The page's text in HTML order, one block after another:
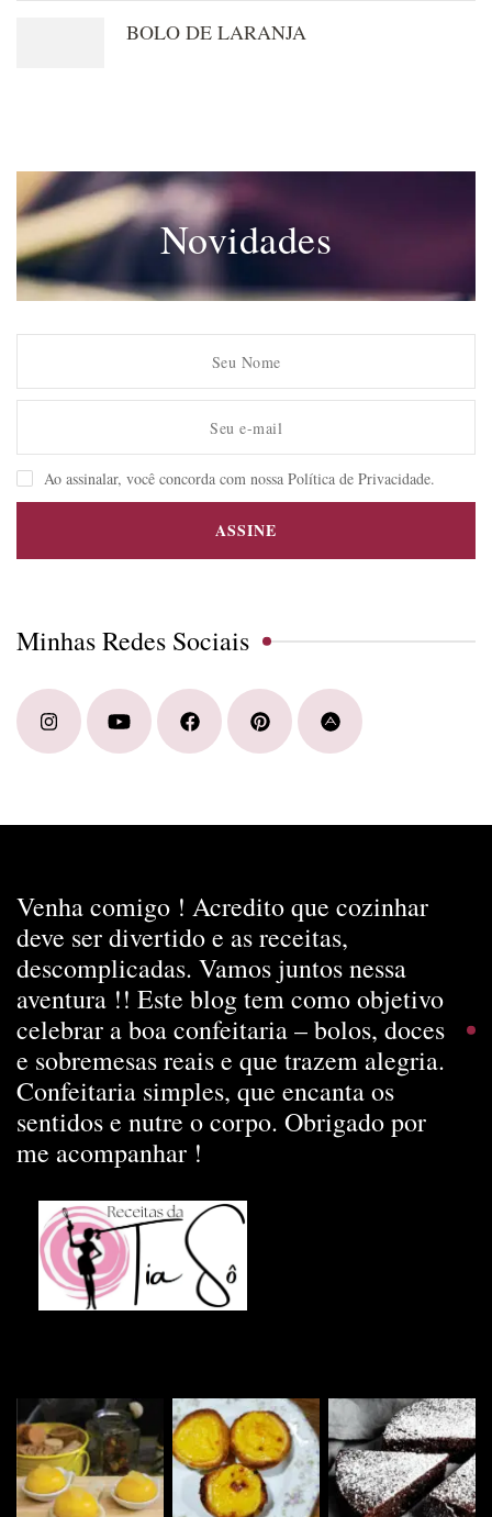
BOLO DE LARANJA
Novidades
Ao assinalar, você concorda com nossa Política de Privacidade.
Minhas Redes Sociais
Venha comigo ! Acredito que cozinhar
deve ser divertido e as receitas,
descomplicadas. Vamos juntos nessa
aventura !! Este blog tem como objetivo
celebrar a boa confeitaria – bolos, doces
e sobremesas reais e que trazem alegria.
Confeitaria simples, que encanta os
sentidos e nutre o corpo. Obrigado por
me acompanhar !